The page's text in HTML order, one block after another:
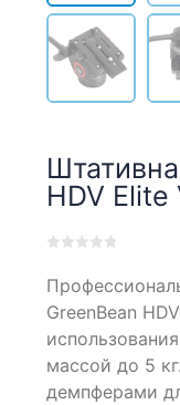
HDV Elite
out
of
on
customer
ratings
GreenBean
массой до 5
демпферами